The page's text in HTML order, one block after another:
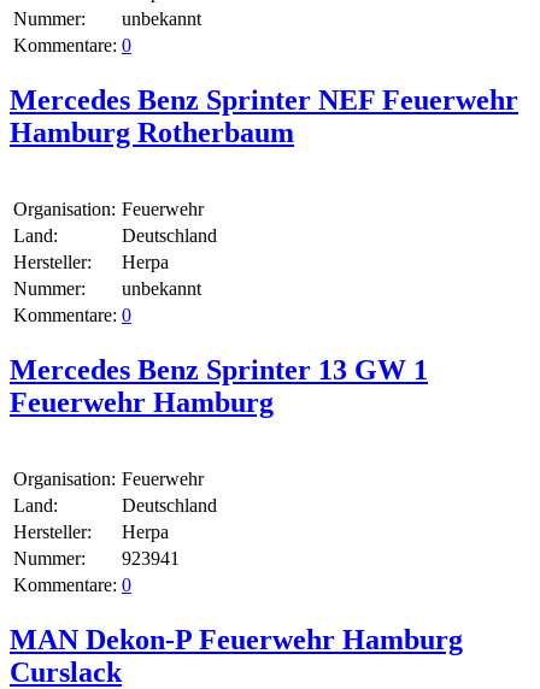
Nummer:
unbekannt
Kommentare: 0
Mercedes Benz Sprinter NEF Feuerwehr
Hamburg Rotherbaum
Organisation: Feuerwehr
Land:
Deutschland
Hersteller:
Herpa
Nummer:
unbekannt
Kommentare: 0
Mercedes Benz Sprinter 13 GW 1
Feuerwehr Hamburg
Organisation: Feuerwehr
Land:
Deutschland
Hersteller:
Herpa
Nummer:
923941
Kommentare: 0
MAN Dekon-P Feuerwehr Hamburg
Curslack